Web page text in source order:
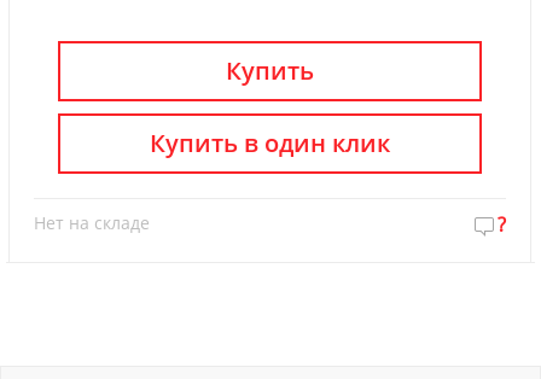
Купить
Нет на складе ?
Купить в один клик